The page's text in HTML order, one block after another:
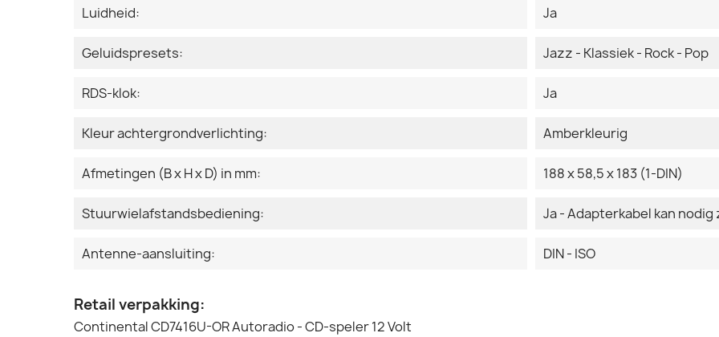
Luidheid: Ja
Geluidspresets: Jazz - Klassiek - Rock - Pop
RDS-klok: Ja
Kleur achtergrondverlichting: Amberkleurig
Afmetingen (B x H x D) in mm: 188 x 58,5 x 183 (1-DIN)
Stuurwielafstandsbediening: Ja - Adapterkabel kan nodig
Antenne-aansluiting: DIN - ISO
Retail verpakking:
Continental CD7416U-OR Autoradio - CD-speler 12 Volt